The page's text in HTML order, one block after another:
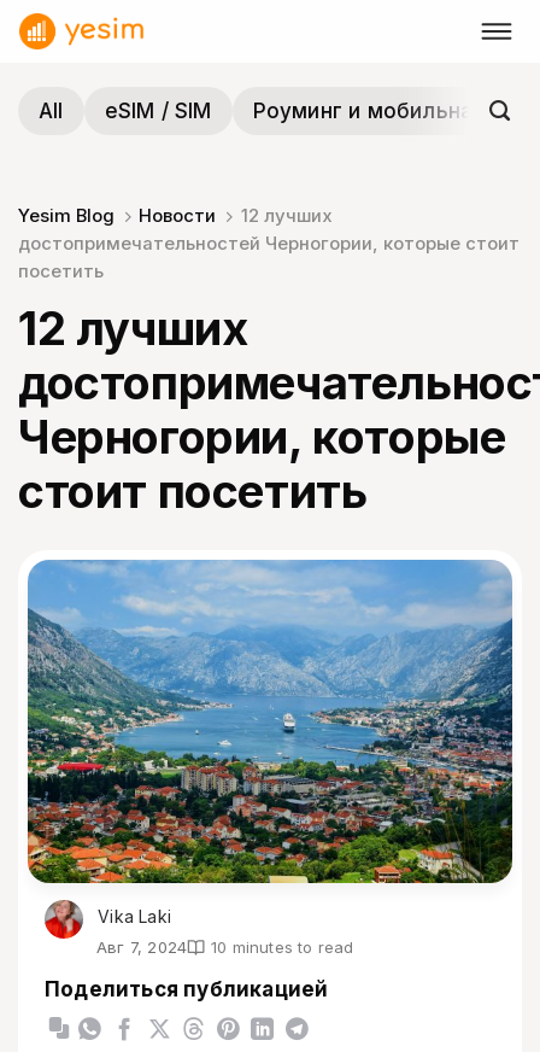
Skip
All
eSIM / SIM Роуминг и мобильная
Yesim Blog Новости
12 лучших
достопримечательностей Черногории, которые стоит
посетить
12 лучших
Черногории, которые
стоит посетить
Vika Laki
Авг 7, 2024 10 minutes to read
Поделиться публикацией